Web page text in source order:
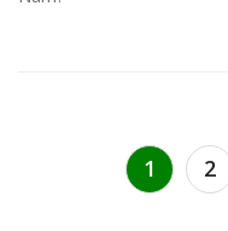
1 2